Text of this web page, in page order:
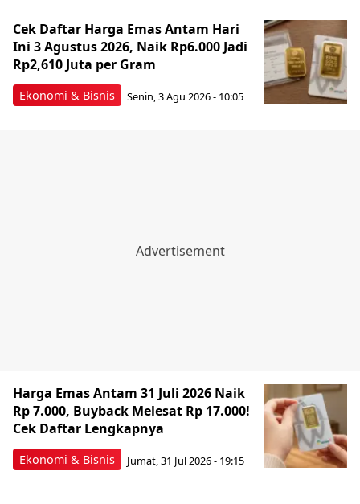
Ekonomi & Bisnis
Cek Daftar Harga Emas Antam Hari
Ini 3 Agustus 2026, Naik Rp6.000 Jadi
Rp2,610 Juta per Gram
Senin, 3 Agu 2026 - 10:05
Ekonomi & Bisnis
Harga Emas Antam 31 Juli 2026 Naik
Rp 7.000, Buyback Melesat Rp 17.000!
Cek Daftar Lengkapnya
Jumat, 31 Jul 2026 - 19:15